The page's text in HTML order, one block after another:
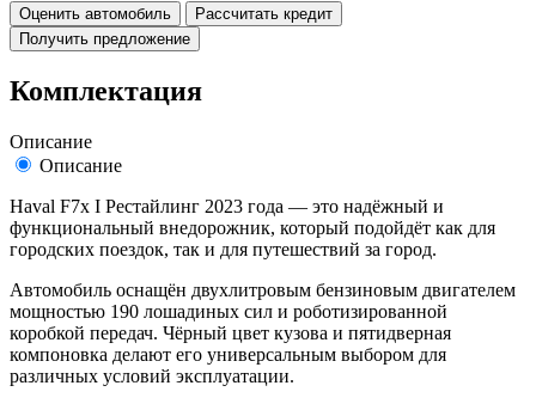
Оценить автомобиль
Рассчитать кредит
Получить предложение
Комплектация
Описание
Описание
Haval F7x I Рестайлинг 2023 года — это надёжный и
функциональный внедорожник, который подойдёт как для
городских поездок, так и для путешествий за город.
Автомобиль оснащён двухлитровым бензиновым двигателем
мощностью 190 лошадиных сил и роботизированной
коробкой передач. Чёрный цвет кузова и пятидверная
компоновка делают его универсальным выбором для
различных условий эксплуатации.